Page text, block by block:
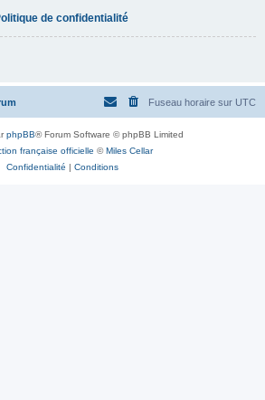
de confidentialité
Fuseau horaire sur UTC
phpBB® Forum Software © phpBB Limited
française officielle ©Miles Cellar
Confidentialité | Conditions